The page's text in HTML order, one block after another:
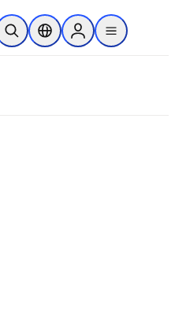
Abrir búsquedaSelector de ubicación
Sign in to products
menu